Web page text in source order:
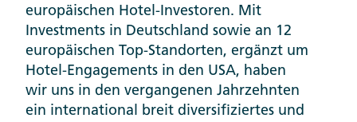
europäischen Hotel-Investoren. Mit
Investments in Deutschland sowie an 12
europäischen Top-Standorten, ergänzt um
Hotel-Engagements in den USA, haben
wir uns in den vergangenen Jahrzehnten
ein international breit diversifiziertes und